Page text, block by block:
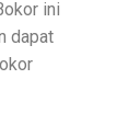
ini
dapat